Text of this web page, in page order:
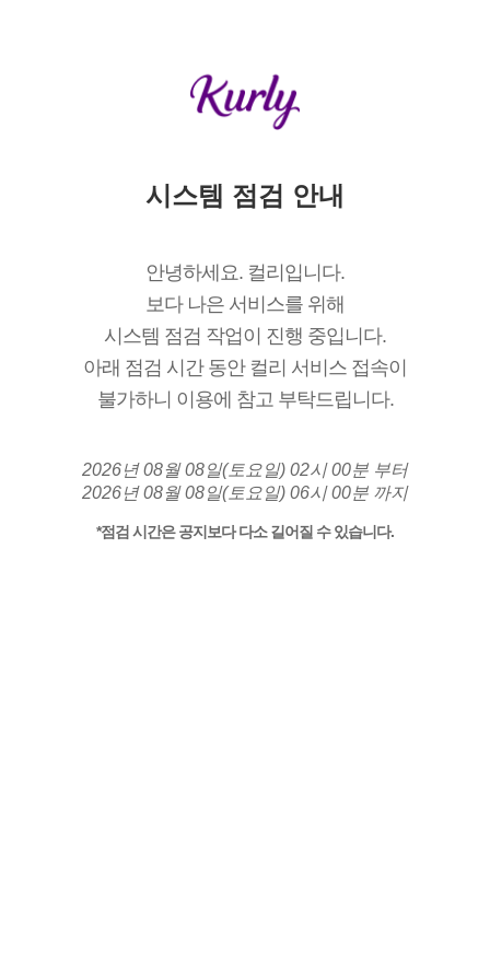
시스템 점검 안내
안녕하세요. 컬리입니다.
보다 나은 서비스를 위해
시스템 점검 작업이 진행 중입니다.
아래 점검 시간 동안 컬리 서비스 접속이
불가하니 이용에 참고 부탁드립니다.
2026년 08월 08일(토요일) 02시 00분 부터
2026년 08월 08일(토요일) 06시 00분 까지
*점검 시간은 공지보다 다소 길어질 수 있습니다.